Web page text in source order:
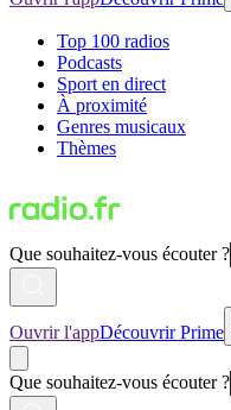
Top 100 radios
Podcasts
Sport en direct
À proximité
Genres musicaux
Thèmes
Que souhaitez-vous écouter ?
Ouvrir l'appDécouvrir Prime
Que souhaitez-vous écouter ?